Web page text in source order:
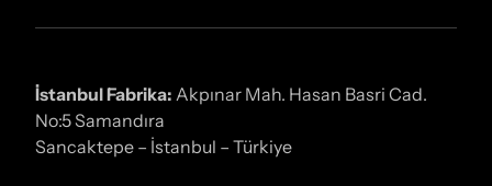
İstanbul Fabrika: Akpınar Mah. Hasan Basri Cad.
No:5 Samandıra
Sancaktepe – İstanbul – Türkiye